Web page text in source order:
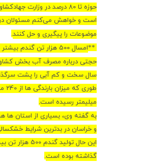
حوزه تا 80 درصد در وزارت
است و خواهش می‌کنم مسئولان در
موضوعات را پیگیری و حل کنند.
**امسال 500 هزار تن گندم بیشتر خریداری شد
حجتی درباره مصرف آب بخش
سال سخت و کم آبی را پشت
میلیمتر رسیده است.
به گفته وی، بسیاری از استان ها
و خراسان در بدترین شرایط خشکسالی
این حال تولید گندم
گذاشته بوده است.